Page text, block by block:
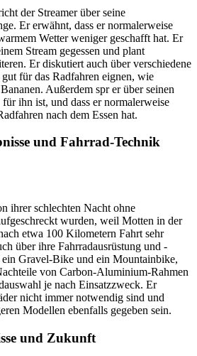
der Streamer über seine
Er erwähnt, dass er normalerweise
Wetter weniger geschafft hat. Er
Stream gegessen und plant
Er diskutiert auch über verschiedene
für das Radfahren eignen, wie
Außerdem spr er über seinen
ihn ist, und dass er normalerweise
nach dem Essen hat.
und Fahrrad-Technik
ihrer schlechten Nacht ohne
wurden, weil Motten in der
etwa 100 Kilometern Fahrt sehr
über ihre Fahrradausrüstung und -
Gravel-Bike und ein Mountainbike,
von Carbon-Aluminium-Rahmen
je nach Einsatzzweck. Er
nicht immer notwendig sind und
Modellen ebenfalls gegeben sein.
und Zukunft